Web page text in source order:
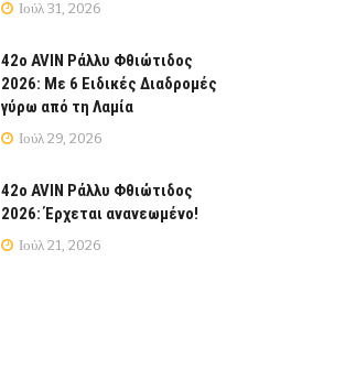
Ιούλ 31, 2026
42ο AVIN Ράλλυ Φθιώτιδος
2026: Με 6 Ειδικές Διαδρομές
γύρω από τη Λαμία
Ιούλ 29, 2026
42ο AVIN Ράλλυ Φθιώτιδος
2026: Έρχεται ανανεωμένο!
Ιούλ 21, 2026